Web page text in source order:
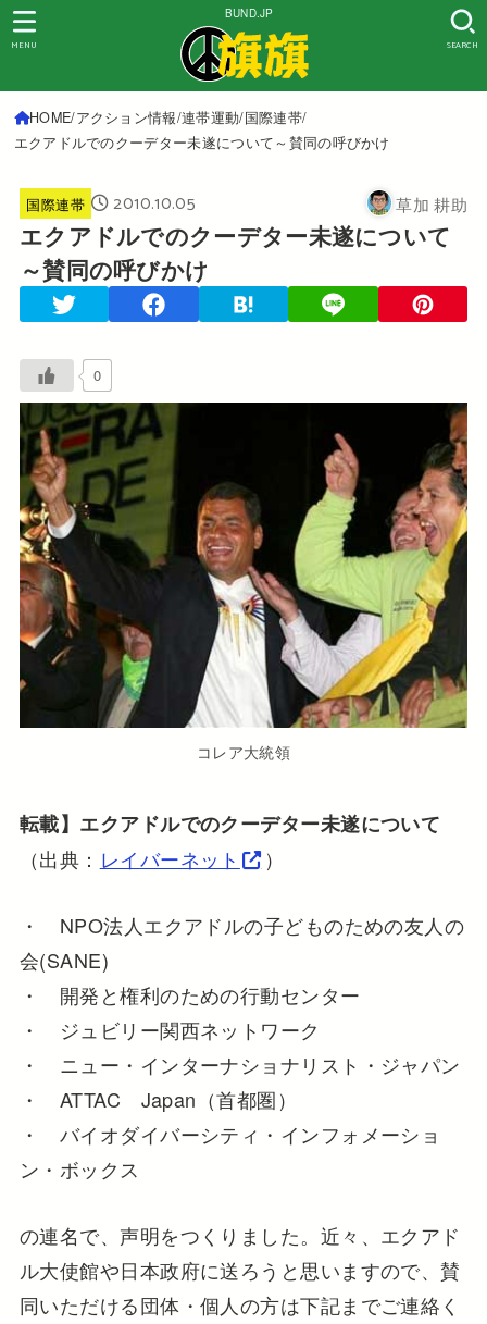
BUND.JP
SEARCH
MENU
HOME アクション情報 連帯運動 国際連帯
エクアドルでのクーデター未遂について～賛同の呼びかけ
国際連帯 2010.10.05 草加 耕助
エクアドルでのクーデター未遂について
～賛同の呼びかけ
0
コレア大統領
転載】エクアドルでのクーデター未遂について
（出典： レイバーネット ）
・ NPO法人エクアドルの子どものための友人の
会(SANE)
・ 開発と権利のための行動センター
・ ジュビリー関西ネットワーク
・ ニュー・インターナショナリスト・ジャパン
・ ATTAC Japan（首都圏）
・ バイオダイバーシティ・インフォメーショ
ン・ボックス
の連名で、声明をつくりました。近々、エクアド
ル大使館や日本政府に送ろうと思いますので、賛
同いただける団体・個人の方は下記までご連絡く